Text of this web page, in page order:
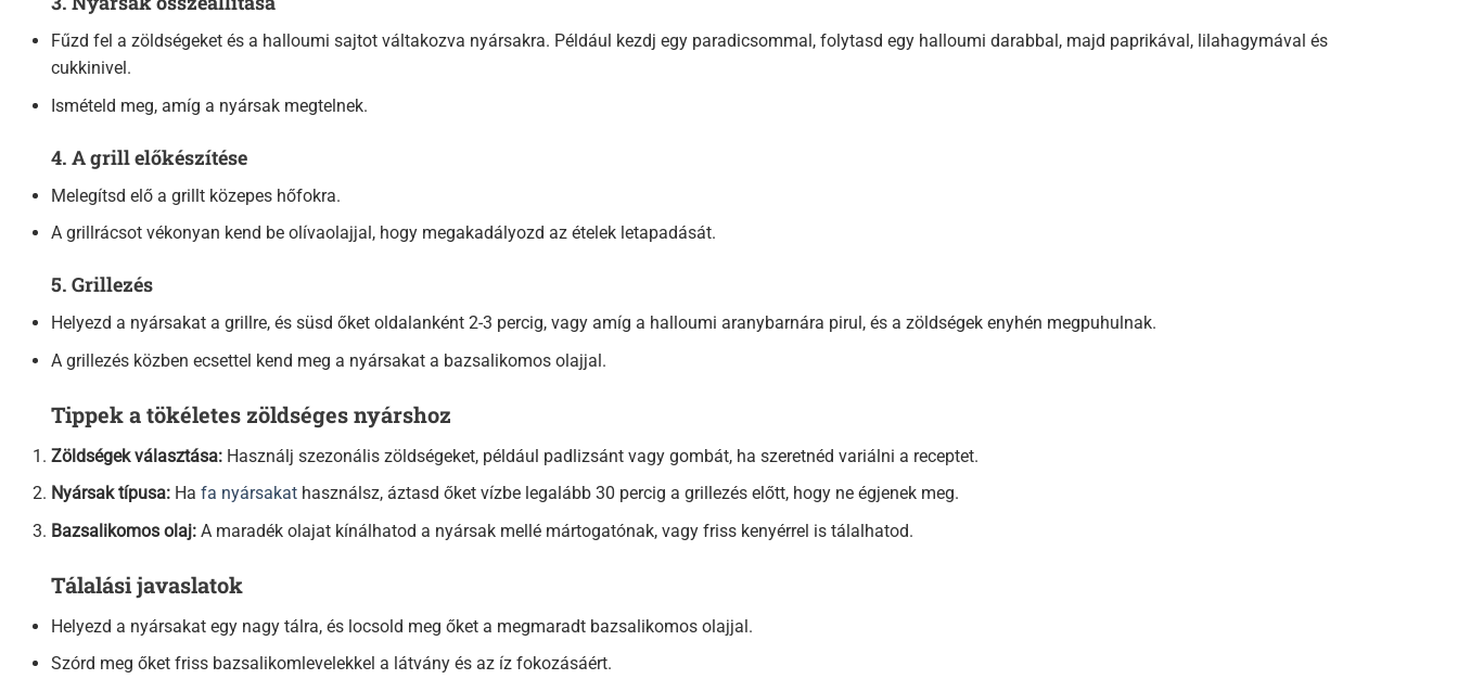
Fűzd fel a zöldségeket és a halloumi sajtot váltakozva nyársakra. Például kezdj egy paradicsommal, folytasd egy halloumi darabbal, majd paprikával, lilahagymával és
cukkinivel.
Ismételd meg, amíg a nyársak megtelnek.
4. A grill előkészítése
Melegítsd elő a grillt közepes hőfokra.
A grillrácsot vékonyan kend be olívaolajjal, hogy megakadályozd az ételek letapadását.
5. Grillezés
Helyezd a nyársakat a grillre, és süsd őket oldalanként 2-3 percig, vagy amíg a halloumi aranybarnára pirul, és a zöldségek enyhén megpuhulnak.
A grillezés közben ecsettel kend meg a nyársakat a bazsalikomos olajjal.
Tippek a tökéletes zöldséges nyárshoz
Zöldségek választása: Használj szezonális zöldségeket, például padlizsánt vagy gombát, ha szeretnéd variálni a receptet.
Nyársak típusa: Ha fa nyársakat használsz, áztasd őket vízbe legalább 30 percig a grillezés előtt, hogy ne égjenek meg.
Bazsalikomos olaj: A maradék olajat kínálhatod a nyársak mellé mártogatónak, vagy friss kenyérrel is tálalhatod.
Tálalási javaslatok
Helyezd a nyársakat egy nagy tálra, és locsold meg őket a megmaradt bazsalikomos olajjal.
Szórd meg őket friss bazsalikomlevelekkel a látvány és az íz fokozásáért.